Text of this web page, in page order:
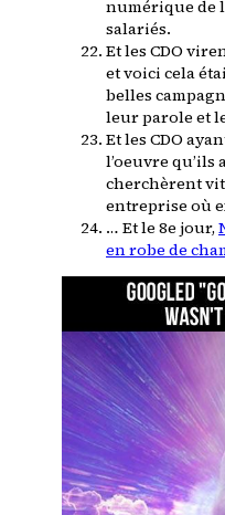
numérique de
salariés.
Et les CDO
et voici cela
belles
leur parole et
Et les CDO
l’oeuvre qu’ils
cherchèrent
entreprise où
… Et le 8e jour,
en robe de